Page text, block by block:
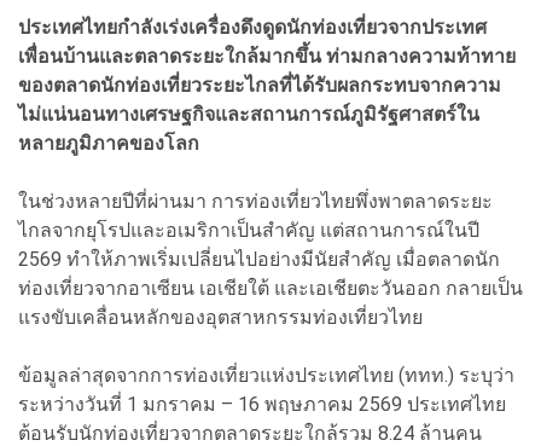
ประเทศไทยกำลังเร่งเครื่องดึงดูดนักท่องเที่ยวจากประเทศ
เพื่อนบ้านและตลาดระยะใกล้มากขึ้น ท่ามกลางความท้าทาย
ของตลาดนักท่องเที่ยวระยะไกลที่ได้รับผลกระทบจากความ
ไม่แน่นอนทางเศรษฐกิจและสถานการณ์ภูมิรัฐศาสตร์ใน
หลายภูมิภาคของโลก
ในช่วงหลายปีที่ผ่านมา การท่องเที่ยวไทยพึ่งพาตลาดระยะ
ไกลจากยุโรปและอเมริกาเป็นสำคัญ แต่สถานการณ์ในปี
2569 ทำให้ภาพเริ่มเปลี่ยนไปอย่างมีนัยสำคัญ เมื่อตลาดนัก
ท่องเที่ยวจากอาเซียน เอเชียใต้ และเอเชียตะวันออก กลายเป็น
แรงขับเคลื่อนหลักของอุตสาหกรรมท่องเที่ยวไทย
ข้อมูลล่าสุดจากการท่องเที่ยวแห่งประเทศไทย (ททท.) ระบุว่า
ระหว่างวันที่ 1 มกราคม – 16 พฤษภาคม 2569 ประเทศไทย
ต้อนรับนักท่องเที่ยวจากตลาดระยะใกล้รวม 8.24 ล้านคน